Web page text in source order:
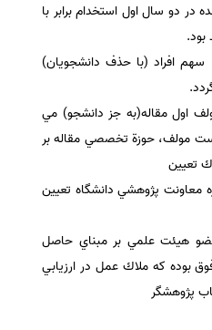
در دو سال اول استخدام برابر با
بود.
سهم افراد (با حذف دانشجويان)
اول مقاله(به جز دانشجو) مي
مولف، حوزة تخصصي مقاله بر
معاونت پژوهشي دانشگاه تعيين
عضو هيئت علمي بر مبناي حاصل
بوده كه ملاك عمل در ارزيابي
پژوهشگر